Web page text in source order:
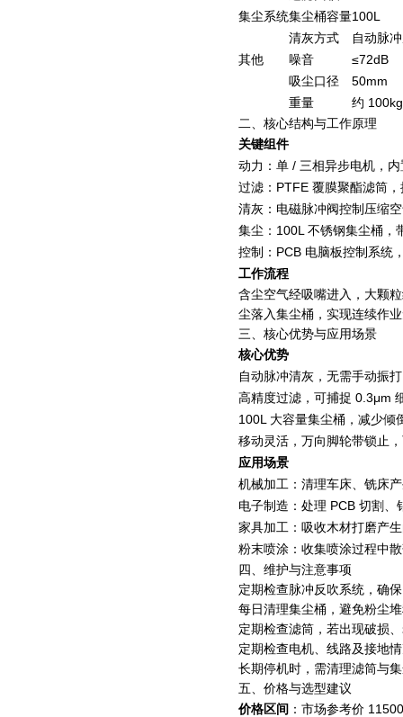
集尘系统集尘桶容量100L
清灰方式
自动脉
其他
噪音
≤72dB
吸尘口径
50mm
重量
约 100kg
二、核心结构与工作原理
关键组件
动力：单 / 三相异步电机，
过滤：PTFE 覆膜聚酯滤筒
清灰：电磁脉冲阀控制压缩
集尘：100L 不锈钢集尘桶，
控制：PCB 电脑板控制系统
工作流程
含尘空气经吸嘴进入，大颗
尘落入集尘桶，实现连续作
三、核心优势与应用场景
核心优势
自动脉冲清灰，无需手动振
高精度过滤，可捕捉 0.3μm
100L 大容量集尘桶，减少倾
移动灵活，万向脚轮带锁止
应用场景
机械加工：清理车床、铣床
电子制造：处理 PCB 切割、
家具加工：吸收木材打磨产
粉末喷涂：收集喷涂过程中
四、维护与注意事项
定期检查脉冲反吹系统，确
每日清理集尘桶，避免粉尘
定期检查滤筒，若出现破损
定期检查电机、线路及接地
长期停机时，需清理滤筒与
五、价格与选型建议
价格区间 ：市场参考价